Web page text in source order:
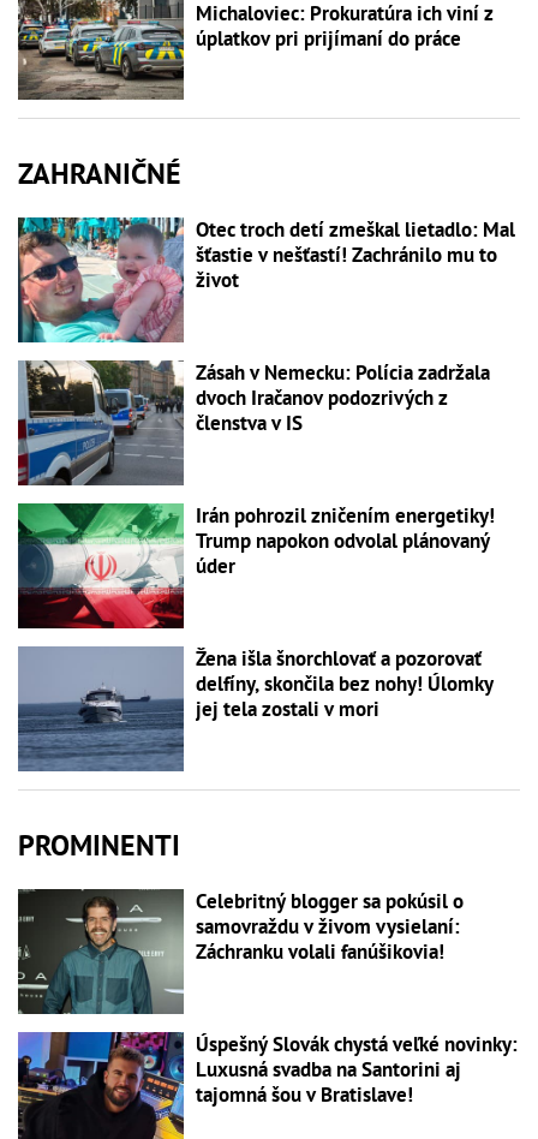
Michaloviec: Prokuratúra ich viní z
úplatkov pri prijímaní do práce
ZAHRANIČNÉ
Otec troch detí zmeškal lietadlo: Mal
šťastie v nešťastí! Zachránilo mu to
život
Zásah v Nemecku: Polícia zadržala
dvoch Iračanov podozrivých z
členstva v IS
Irán pohrozil zničením energetiky!
Trump napokon odvolal plánovaný
úder
Žena išla šnorchlovať a pozorovať
delfíny, skončila bez nohy! Úlomky
jej tela zostali v mori
PROMINENTI
Celebritný blogger sa pokúsil o
samovraždu v živom vysielaní:
Záchranku volali fanúšikovia!
Úspešný Slovák chystá veľké novinky:
Luxusná svadba na Santorini aj
tajomná šou v Bratislave!